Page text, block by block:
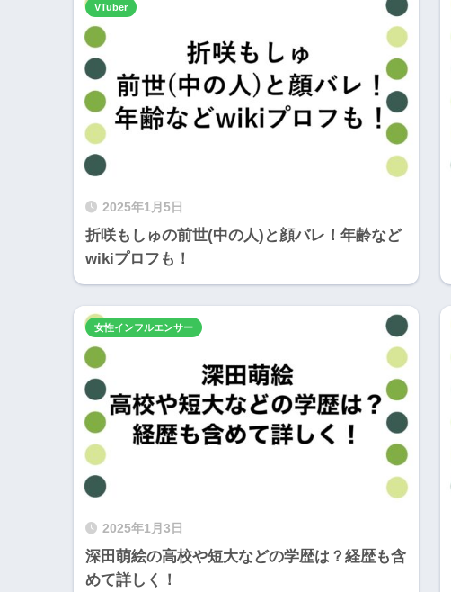
2025年1月5日
折咲もしゅの前世(中の人)と顔バレ！年齢など
wikiプロフも！
VTuber
2025年1月3日
深田萌絵の高校や短大などの学歴は？経歴も含
めて詳しく！
女性インフルエンサー